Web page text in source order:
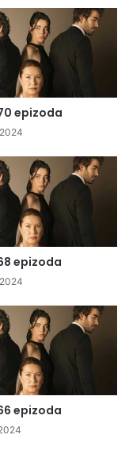
epizoda
epizoda
epizoda